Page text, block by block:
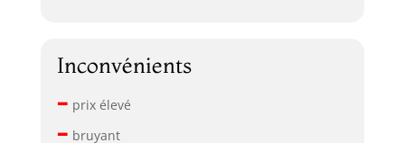
Inconvénients
– prix élevé
– bruyant